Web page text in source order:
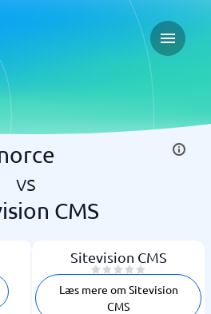
Open
vs
CMS
Sitevision CMS
Læs mere om Sitevision
CMS